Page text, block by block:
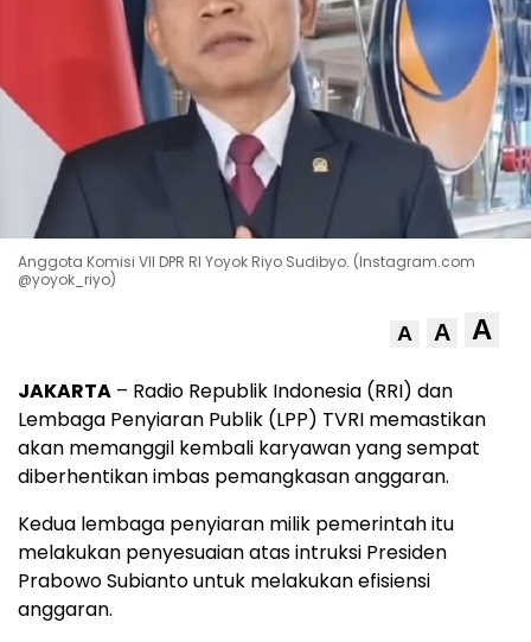
Anggota Komisi VII DPR RI Yoyok Riyo Sudibyo. (Instagram.com
@yoyok_riyo)
A A A
JAKARTA – Radio Republik Indonesia (RRI) dan
Lembaga Penyiaran Publik (LPP) TVRI memastikan
akan memanggil kembali karyawan yang sempat
diberhentikan imbas pemangkasan anggaran.
Kedua lembaga penyiaran milik pemerintah itu
melakukan penyesuaian atas intruksi Presiden
Prabowo Subianto untuk melakukan efisiensi
anggaran.